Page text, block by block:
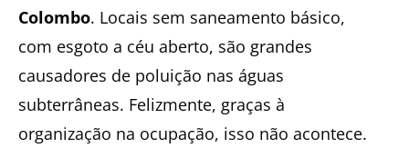
Colombo. Locais sem saneamento básico,
com esgoto a céu aberto, são grandes
causadores de poluição nas águas
subterrâneas. Felizmente, graças à
organização na ocupação, isso não acontece.